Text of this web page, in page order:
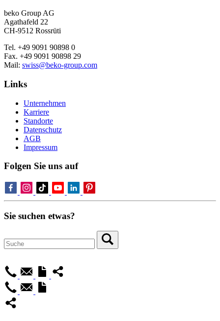
beko Group AG
Agathafeld 22
CH-9512 Rossrüti
Tel. +49 9091 90898 0
Fax. +49 9091 90898 29
Mail: swiss@beko-group.com
Links
Unternehmen
Karriere
Standorte
Datenschutz
AGB
Impressum
Folgen Sie uns auf
Sie suchen etwas?